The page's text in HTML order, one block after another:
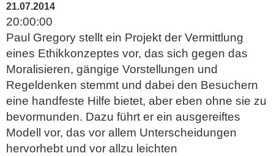
den
Pragmatischen
Konstruktivismus
21.07.2014
20:00:00
Paul Gregory stellt ein Projekt der Vermittlung
eines Ethikkonzeptes vor, das sich gegen das
Moralisieren, gängige Vorstellungen und
Regeldenken stemmt und dabei den Besuchern
eine handfeste Hilfe bietet, aber eben ohne sie zu
bevormunden. Dazu führt er ein ausgereiftes
Modell vor, das vor allem Unterscheidungen
hervorhebt und vor allzu leichten